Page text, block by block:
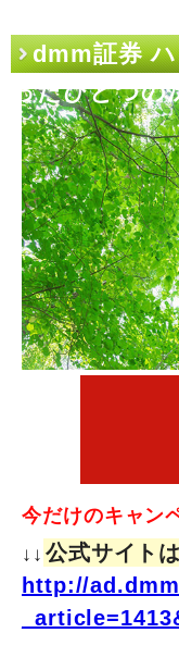
dmm証券
ったひとつ
今だけのキャン
↓↓ 公式サイト
http://